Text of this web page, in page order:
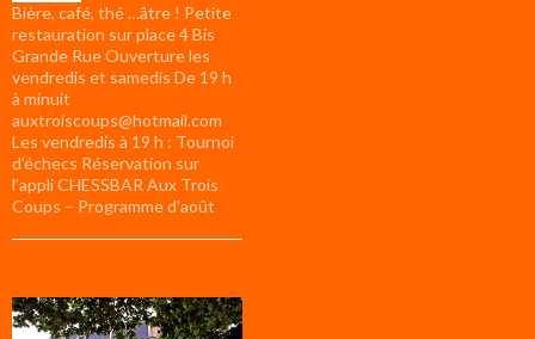
Bière, café, thé …âtre ! Petite
restauration sur place 4 Bis
Grande Rue Ouverture les
vendredis et samedis De 19 h
à minuit
auxtroiscoups@hotmail.com
Les vendredis à 19 h : Tournoi
d’échecs Réservation sur
l’appli CHESSBAR Aux Trois
Coups – Programme d’août